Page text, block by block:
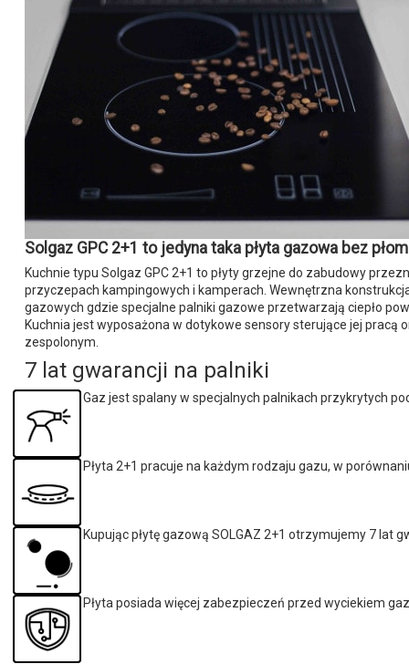
Solgaz GPC 2+1 to jedyna taka płyta gazowa bez
Kuchnie typu Solgaz GPC 2+1 to płyty grzejne do zabudowy
przyczepach kampingowych i kamperach. Wewnętrzna
gazowych gdzie specjalne palniki gazowe przetwarzają ciepło
Kuchnia jest wyposażona w dotykowe sensory sterujące jej
zespolonym.
7 lat gwarancji na palniki
Gaz jest spalany w specjalnych palnikach przykrytych
Płyta 2+1 pracuje na każdym rodzaju gazu, w
Kupując płytę gazową SOLGAZ 2+1 otrzymujemy 7 lat
Płyta posiada więcej zabezpieczeń przed wyciekiem